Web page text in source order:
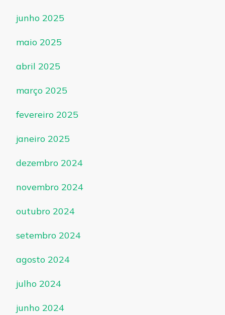
junho 2025
maio 2025
abril 2025
março 2025
fevereiro 2025
janeiro 2025
dezembro 2024
novembro 2024
outubro 2024
setembro 2024
agosto 2024
julho 2024
junho 2024